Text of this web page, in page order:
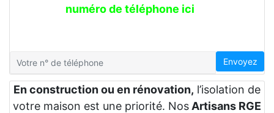
numéro de téléphone ici
Envoyez
En construction ou en rénovation, l’isolation de
votre maison est une priorité. Nos Artisans RGE